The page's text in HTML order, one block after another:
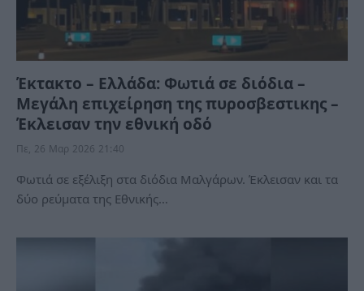
Έκτακτο – Ελλάδα: Φωτιά σε διόδια –
Μεγάλη επιχείρηση της πυροσβεστικης –
Έκλεισαν την εθνική οδό
Πε, 26 Μαρ 2026 21:40
Φωτιά σε εξέλιξη στα διόδια Μαλγάρων. Έκλεισαν και τα
δύο ρεύματα της Εθνικής…